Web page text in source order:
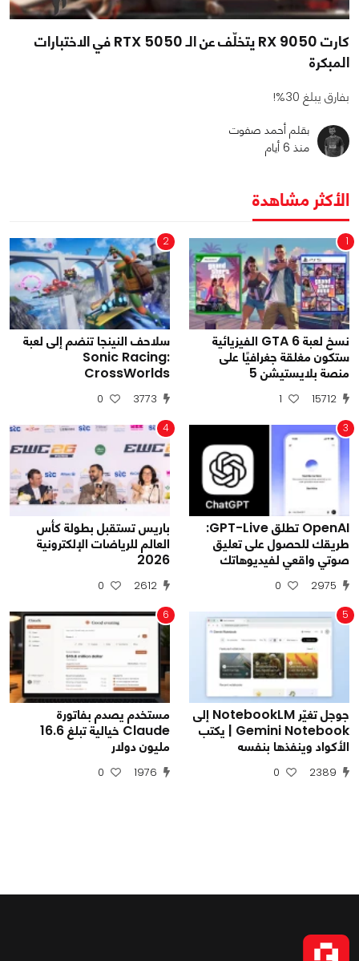
كارت RX 9050 يتخلّف عن الـ RTX 5050 في الاختبارات
المبكرة
بفارق يبلغ 30%!
بقلم أحمد صفوت
منذ 6 أيام
الأكثر مشاهدة
1
نسخ لعبة GTA 6 الفيزيائية
ستكون مغلقة جغرافيًا على
منصة بلايستيشن 5
15712
1
2
سلاحف النينجا تنضم إلى لعبة
Sonic Racing:
CrossWorlds
3773
0
3
OpenAI تطلق GPT-Live:
طريقك للحصول على تعليق
صوتي واقعي لفيديوهاتك
2975
0
4
باريس تستقبل بطولة كأس
العالم للرياضات الإلكترونية
2026
2612
0
5
جوجل تغيّر NotebookLM إلى
Gemini Notebook | يكتب
الأكواد وينفذها بنفسه
2389
0
6
مستخدم يصدم بفاتورة
Claude خيالية تبلغ 16.6
مليون دولار
1976
0